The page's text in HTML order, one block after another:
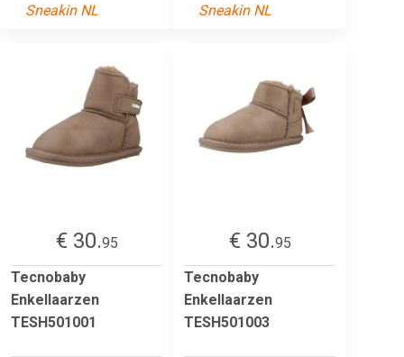
Sneakin NL Sneakin NL
€ 30.95
Tecnobaby
Enkellaarzen
TESH501001
€ 30.95
Tecnobaby
Enkellaarzen
TESH501003